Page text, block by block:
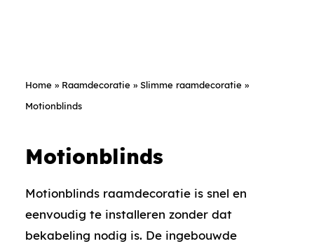
Home » Raamdecoratie » Slimme raamdecoratie »
Motionblinds
Motionblinds
Motionblinds raamdecoratie is snel en
eenvoudig te installeren zonder dat
bekabeling nodig is. De ingebouwde